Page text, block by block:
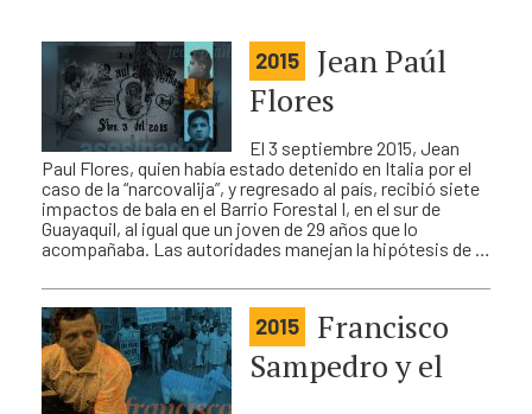
2015
Jean Paúl
Flores
El 3 septiembre 2015, Jean
Paul Flores, quien había estado detenido en Italia por el
caso de la “narcovalija”, y regresado al país, recibió siete
impactos de bala en el Barrio Forestal I, en el sur de
Guayaquil, al igual que un joven de 29 años que lo
acompañaba. Las autoridades manejan la hipótesis de …
2015
Francisco
Sampedro y el